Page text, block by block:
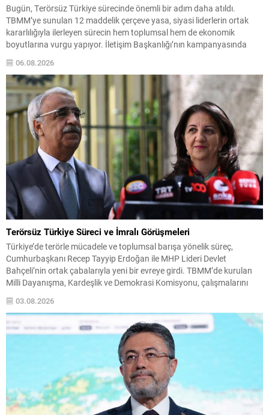
Bugün, Terörsüz Türkiye sürecinde önemli bir adım daha atıldı.
TBMM’ye sunulan 12 maddelik çerçeve yasa, siyasi liderlerin ortak
kararlılığıyla ilerleyen sürecin hem toplumsal hem de ekonomik
boyutlarına vurgu yapıyor. İletişim Başkanlığı’nın kampanyasında
maliyetin büyüklüğünü somut örneklerle ortaya koyuyor. Hazırlanan
çalışmaya göre terörün ülkeye...
06.08.2026
Terörsüz Türkiye Süreci ve İmralı Görüşmeleri
Türkiye’de terörle mücadele ve toplumsal barışa yönelik süreç,
Cumhurbaşkanı Recep Tayyip Erdoğan ile MHP Lideri Devlet
Bahçeli’nin ortak çabalarıyla yeni bir evreye girdi. TBMM’de kurulan
Milli Dayanışma, Kardeşlik ve Demokrasi Komisyonu, çalışmalarını
çerçeve yasa, Meclis tatile girmeden yasalaştırılmak üzere
hızlandırılıyor. Hazırlıkların devam ettiği süreçte,...
03.08.2026